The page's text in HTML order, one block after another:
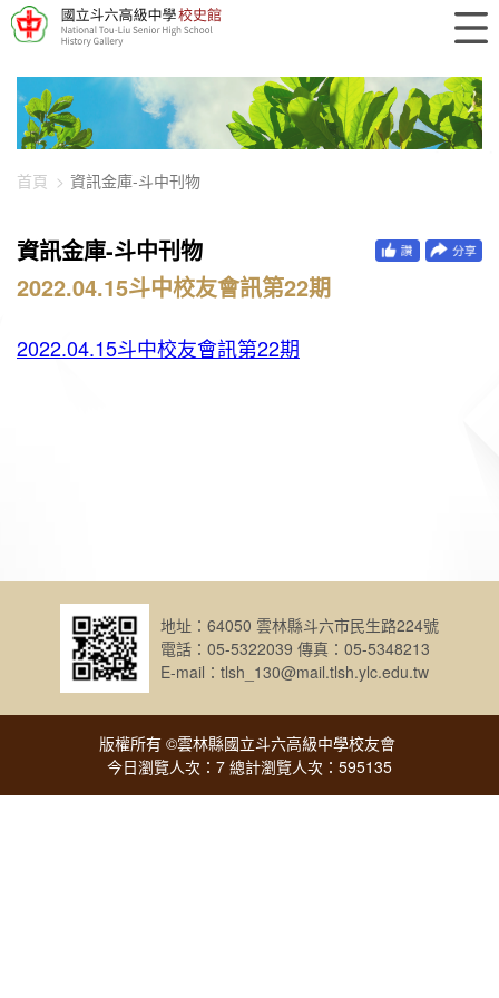
448-896
首頁 資訊金庫-斗中刊物
資訊金庫-斗中刊物
2022.04.15斗中校友會訊第22期
2022.04.15斗中校友會訊第22期
地址：64050 雲林縣斗六市民生路224號
電話：05-5322039 傳真：05-5348213
E-mail：tlsh_130@mail.tlsh.ylc.edu.tw
版權所有 ©雲林縣國立斗六高級中學校友會
今日瀏覽人次：7 總計瀏覽人次：595135